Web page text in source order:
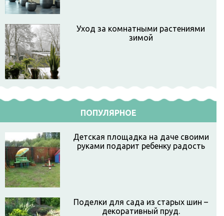
Уход за комнатными растениями
зимой
ПОПУЛЯРНОЕ
Детская площадка на даче своими
руками подарит ребенку радость
Поделки для сада из старых шин –
декоративный пруд.